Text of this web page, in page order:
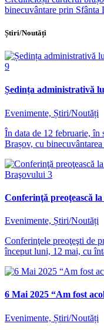
binecuvântare prin Sfânta
Știri/Noutăți
Ședința administrativă
Evenimente, Știri/Noutăți
În data de 12 februarie, în
Brașov, cu
Conferinţă preoţească
Evenimente, Știri/Noutăți
Conferinţele preoţeşti de
început luni, 12 mai, cu
6 Mai 2025 “Am fost
Evenimente, Știri/Noutăți